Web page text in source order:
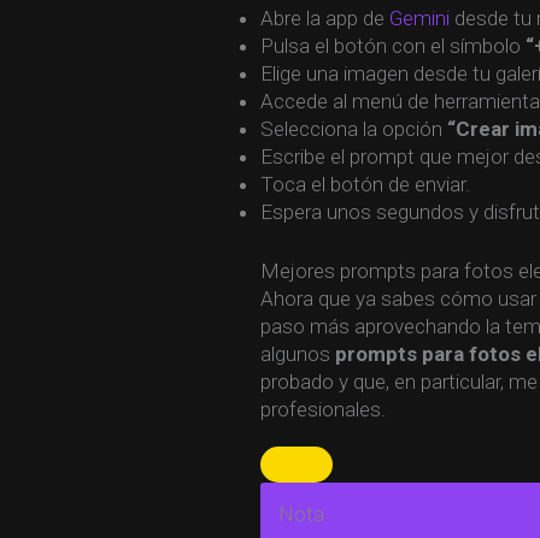
Abre la app de Gemini desde tu
Pulsa el botón con el símbolo
Elige una imagen desde tu
Accede al menú de
Selecciona la opción “Crear
Escribe el prompt que mejor
Toca el botón de enviar.
Espera unos segundos y
Mejores prompts para fotos
Ahora que ya sabes cómo
paso más aprovechando la
algunos prompts para fotos
probado y que, en particular,
profesionales.
Nota